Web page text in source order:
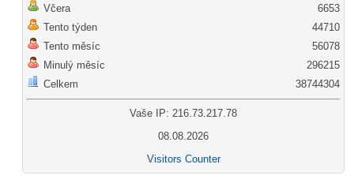
Včera
Tento týden
Tento měsíc
Minulý měsíc
Celkem
6653
44710
56078
296215
38744304
Vaše IP: 216.73.217.78
08.08.2026
Visitors Counter